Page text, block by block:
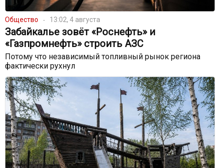
Общество 13:02, 4 августа
Забайкалье зовёт «Роснефть» и
«Газпромнефть» строить АЗС
Потому что независимый топливный рынок региона
фактически рухнул